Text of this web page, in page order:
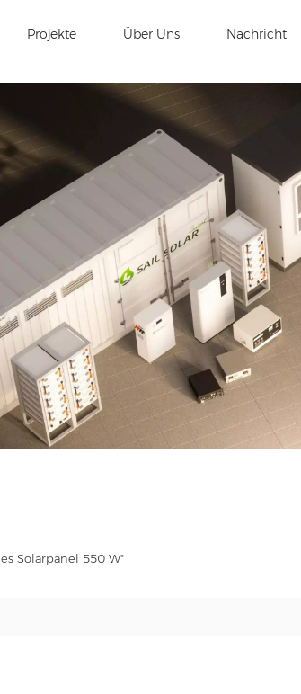
Projekte Über Uns Nachricht
Solarpanel 550 W"